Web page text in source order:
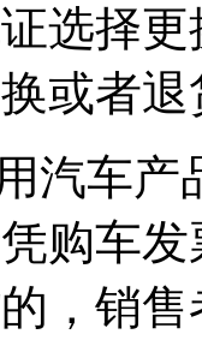
选择
或者退
汽车产
购车
，销